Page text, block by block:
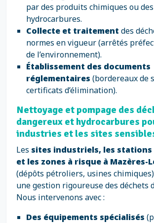
par des produits chimiques ou des
hydrocarbures.
Collecte et traitement des
normes en vigueur (arrêtés
de l’environnement).
Établissement des documents
réglementaires (bordereaux de
certificats d’élimination).
Nettoyage et pompage des
dangereux et hydrocarbures
industries et les sites
Les sites industriels, les stations
et les zones à risque à Mazères-
(dépôts pétroliers, usines
une gestion rigoureuse des déchets
Nous intervenons avec :
Des équipements spécialisés